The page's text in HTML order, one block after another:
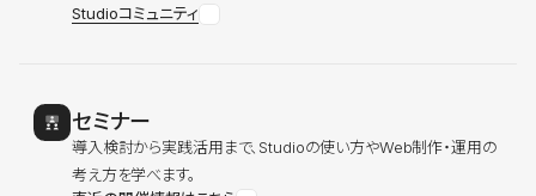
Studioコミュニティ
セミナー
導入検討から実践活用まで、Studioの使い方やWeb制作・運用の
考え方を学べます。